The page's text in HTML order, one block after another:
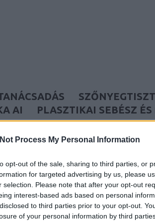
Process My Personal Information
opt-out of the sale, sharing to third parties, or
for targeted advertising by us, please
selection. Please note that after your opt-out
interest-based ads based on personal
to third parties prior to your opt-out.
of your personal information by third
adatkezelési tájékoztatója
védelméről egy helyen.
oldalt
oldalt
részletes bemutatása az ipari
technológiáit.
oldalt
segítséget nyújt
vállalkozások számára.
oldalt
SEO szolgáltatásai
optimalizálási stratégiák.
SEO szolgáltatása technikai
AI technológiával.
oldalt
AI
PLASZTIKAI SEBÉSZ
PLASZTIKA BP